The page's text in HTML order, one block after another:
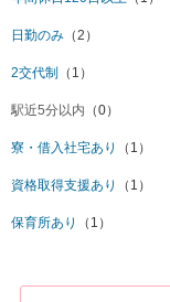
日勤のみ （2）
2交代制 （1）
駅近5分以内 （0）
寮・借入社宅あり （1）
資格取得支援あり （1）
保育所あり （1）